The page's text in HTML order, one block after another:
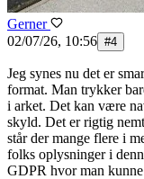
Gerner
02/07/26, 10:56 #4
Jeg synes nu det er
format. Man trykker
i arket. Det kan være
skyld. Det er rigtig
står der mange flere i
folks oplysninger i
GDPR hvor man